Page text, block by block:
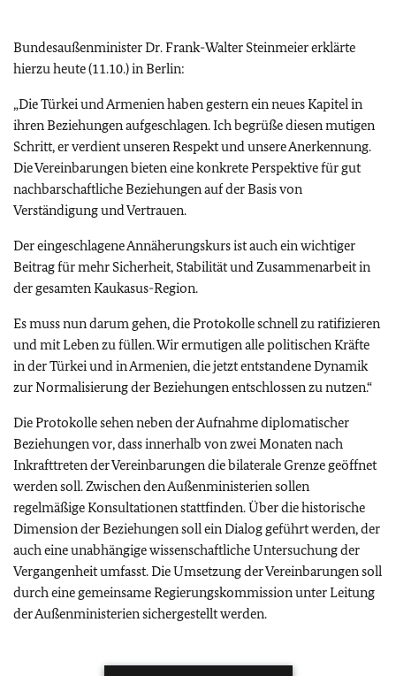
Bundesaußenminister Dr. Frank-Walter Steinmeier erklärte
hierzu heute (11.10.) in Berlin:
„Die Türkei und Armenien haben gestern ein neues Kapitel in
ihren Beziehungen aufgeschlagen. Ich begrüße diesen mutigen
Schritt, er verdient unseren Respekt und unsere Anerkennung.
Die Vereinbarungen bieten eine konkrete Perspektive für gut
nachbarschaftliche Beziehungen auf der Basis von
Verständigung und Vertrauen.
Der eingeschlagene Annäherungskurs ist auch ein wichtiger
Beitrag für mehr Sicherheit, Stabilität und Zusammenarbeit in
der gesamten Kaukasus-Region.
Es muss nun darum gehen, die Protokolle schnell zu ratifizieren
und mit Leben zu füllen. Wir ermutigen alle politischen Kräfte
in der Türkei und in Armenien, die jetzt entstandene Dynamik
zur Normalisierung der Beziehungen entschlossen zu nutzen.“
Die Protokolle sehen neben der Aufnahme diplomatischer
Beziehungen vor, dass innerhalb von zwei Monaten nach
Inkrafttreten der Vereinbarungen die bilaterale Grenze geöffnet
werden soll. Zwischen den Außenministerien sollen
regelmäßige Konsultationen stattfinden. Über die historische
Dimension der Beziehungen soll ein Dialog geführt werden, der
auch eine unabhängige wissenschaftliche Untersuchung der
Vergangenheit umfasst. Die Umsetzung der Vereinbarungen soll
durch eine gemeinsame Regierungskommission unter Leitung
der Außenministerien sichergestellt werden.